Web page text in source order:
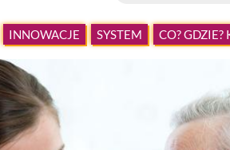
INNOWACJE SYSTEM CO? GDZIE?